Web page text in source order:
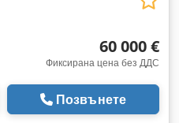
60 000 €
Фиксирана цена без ДДС
Позвънете